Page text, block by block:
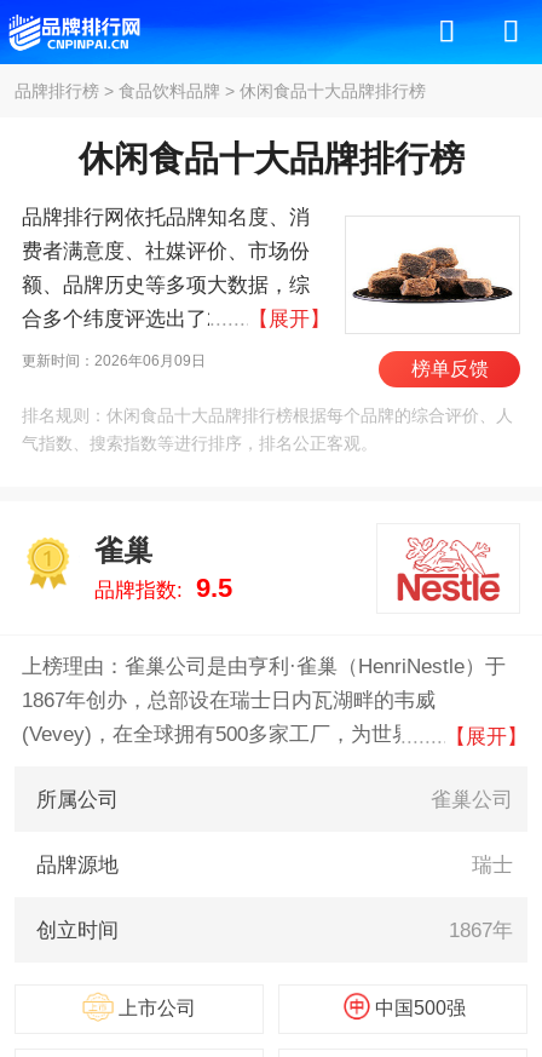
品牌排行榜> 食品饮料品牌 > 休闲食品十大品牌排行榜
休闲食品十大品牌排行榜
品牌排行网依托品牌知名度、消
费者满意度、社媒评价、市场份
额、品牌历史等多项大数据，综
合多个纬度评选出了2026年休闲
食品十大品牌排行榜，其中前十
旺旺、稻香村/DXC、康师傅、不
二家/FUJIYA、洽洽、太
数据告诉您休闲食品什么牌子
好，供您参考。
【展开】
更新时间：2026年06月09日 榜单反馈
排名规则：休闲食品十大品牌排行榜根据每个品牌的综合评价、人
气指数、搜索指数等进行排序，排名公正客观。
雀巢
品牌指数: 9.5
上榜理由：雀巢公司是由亨利·雀巢（HenriNestle）于
1867年创办，总部设在瑞士日内瓦湖畔的韦威
(Vevey)，在全球拥有500多家工厂，为世界上最大的食
家，以生产巧克力棒和速溶咖啡闻名遐迩。旗下主营产
【展开】
所属公司 雀巢公司
品牌源地 瑞士
创立时间 1867年
上市公司 中国500强